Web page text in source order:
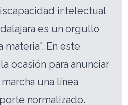
intelectual
es un orgullo
materia". En este
ocasión para anunciar
una línea
normalizado.